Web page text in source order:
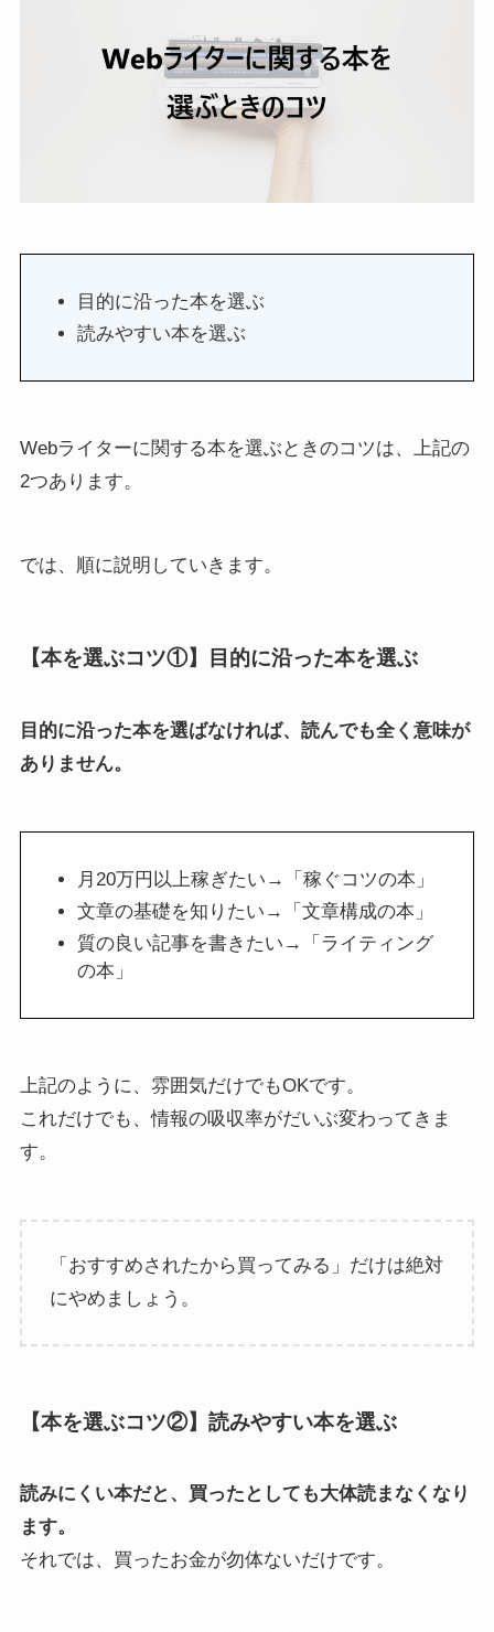
目的に沿った本を選ぶ
読みやすい本を選ぶ
Webライターに関する本を選ぶときのコツは、上記の
2つあります。
では、順に説明していきます。
【本を選ぶコツ①】目的に沿った本を選ぶ
目的に沿った本を選ばなければ、読んでも全く意味が
ありません。
月20万円以上稼ぎたい→「稼ぐコツの本」
文章の基礎を知りたい→「文章構成の本」
質の良い記事を書きたい→「ライティング
の本」
上記のように、雰囲気だけでもOKです。
これだけでも、情報の吸収率がだいぶ変わってきま
す。
「おすすめされたから買ってみる」だけは絶対
にやめましょう。
【本を選ぶコツ②】読みやすい本を選ぶ
読みにくい本だと、買ったとしても大体読まなくなり
ます。
それでは、買ったお金が勿体ないだけです。